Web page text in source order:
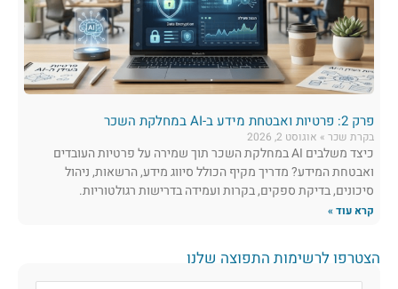
פרק 2: פרטיות ואבטחת מידע ב-AI במחלקת השכר
בקרת שכר אוגוסט 2, 2026
כיצד משלבים AI במחלקת השכר תוך שמירה על פרטיות העובדים
ואבטחת המידע? מדריך מקיף הכולל סיווג מידע, הרשאות, ניהול
סיכונים, בדיקת ספקים, בקרות ועמידה בדרישות רגולטוריות.
קרא עוד »
הצטרפו לרשימות התפוצה שלנו